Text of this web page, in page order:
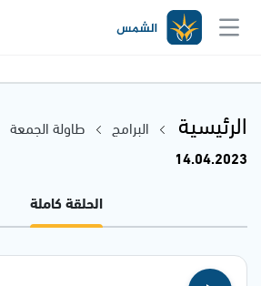
الرئيسية البرامج طاولة الجمعة
14.04.2023
الحلقة كاملة